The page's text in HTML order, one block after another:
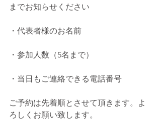
までお知らせください
・代表者様のお名前
・参加人数（5名まで）
・当日もご連絡できる電話番号
ご予約は先着順とさせて頂きます。よ
ろしくお願い致します。